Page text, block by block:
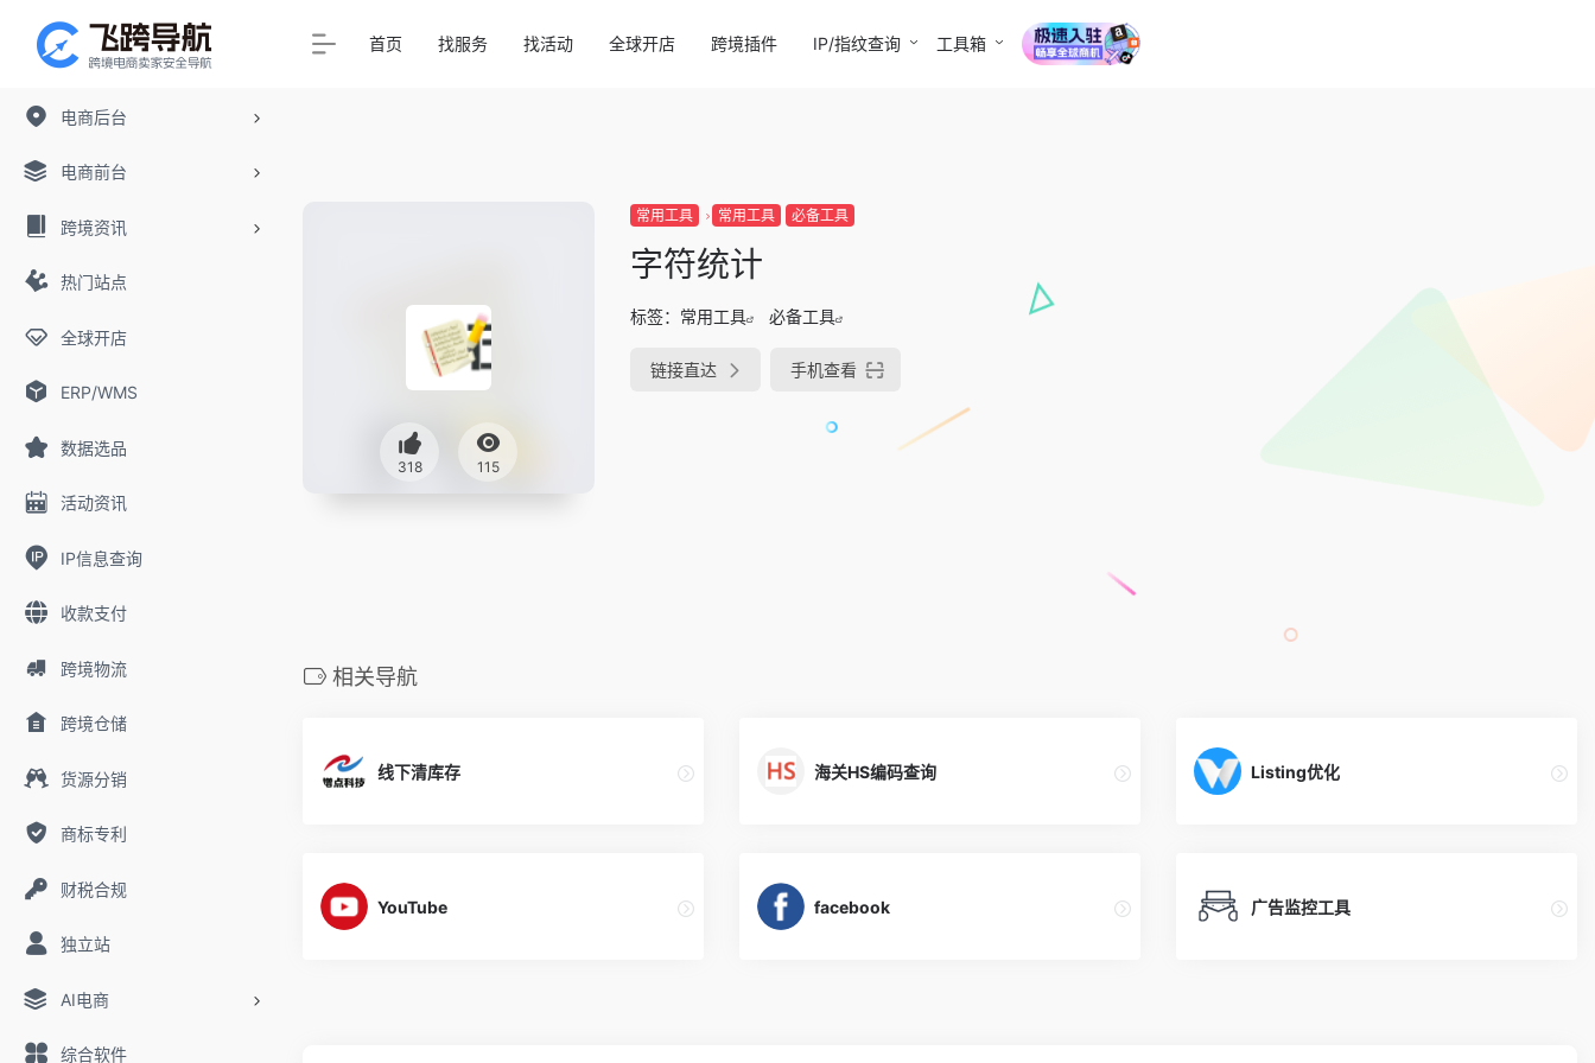
电商后台
电商前台
跨境资讯
热门站点
全球开店
ERP/WMS
数据选品
活动资讯
IP信息查询
收款支付
跨境物流
跨境仓储
货源分销
商标专利
财税合规
独立站
AI电商
综合软件
首页 找服务 找活动 全球开店 跨境插件 IP/指纹查询 工具箱
318 115
常用工具 常用工具 必备工具
字符统计
标签： 常用工具 必备工具
链接直达 手机查看
相关导航
线下清库存 海关HS编码查询 Listing优化
YouTube facebook 广告监控工具